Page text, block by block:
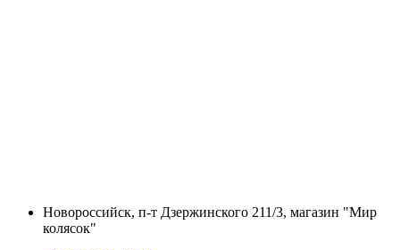
Новороссийск, п-т Дзержинского 211/3, магазин "Мир
колясок"